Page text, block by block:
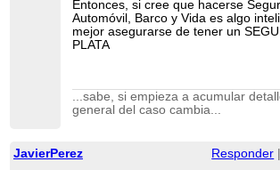
Entonces, si cree que hacerse
Automóvil, Barco y Vida es algo
mejor asegurarse de tener un
PLATA
...sabe, si empieza a acumular
general del caso cambia...
JavierPerez Responder